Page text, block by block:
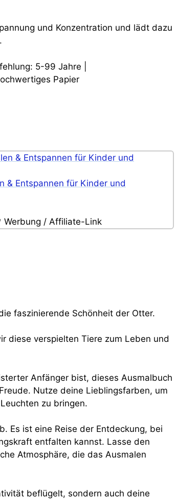
und Konzentration und lädt dazu
5-99 Jahre |
Papier
& Entspannen für Kinder und
/ Affiliate-Link
faszinierende Schönheit der Otter.
diese verspielten Tiere zum Leben und
Anfänger bist, dieses Ausmalbuch
Nutze deine Lieblingsfarben, um
zu bringen.
Es ist eine Reise der Entdeckung, bei
entfalten kannst. Lasse den
Atmosphäre, die das Ausmalen
beflügelt, sondern auch deine